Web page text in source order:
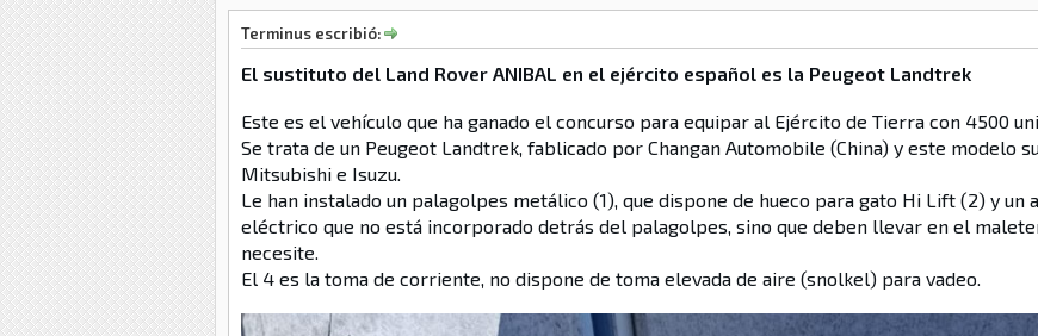
Terminus escribió:
El sustituto del Land Rover ANIBAL en el ejército español es la Peugeot Landtrek
Este es el vehículo que ha ganado el concurso para equipar al Ejército de Tierra con 4500
Se trata de un Peugeot Landtrek, fablicado por Changan Automobile (China) y este modelo
Mitsubishi e Isuzu.
Le han instalado un palagolpes metálico (1), que dispone de hueco para gato Hi Lift (2) y un
eléctrico que no está incorporado detrás del palagolpes, sino que deben llevar en el
necesite.
El 4 es la toma de corriente, no dispone de toma elevada de aire (snolkel) para vadeo.